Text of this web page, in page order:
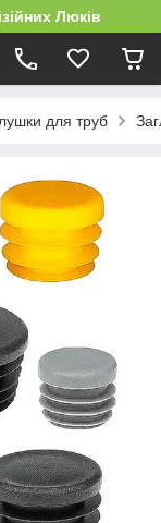
Люків
для труб